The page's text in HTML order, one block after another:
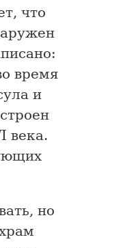
что
время
и
века.
но